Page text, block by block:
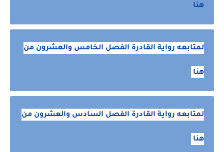
هنا
لمتابعه رواية القادرة الفصل الخامس والعشرون من
هنا
لمتابعه رواية القادرة الفصل السادس والعشرون من
هنا